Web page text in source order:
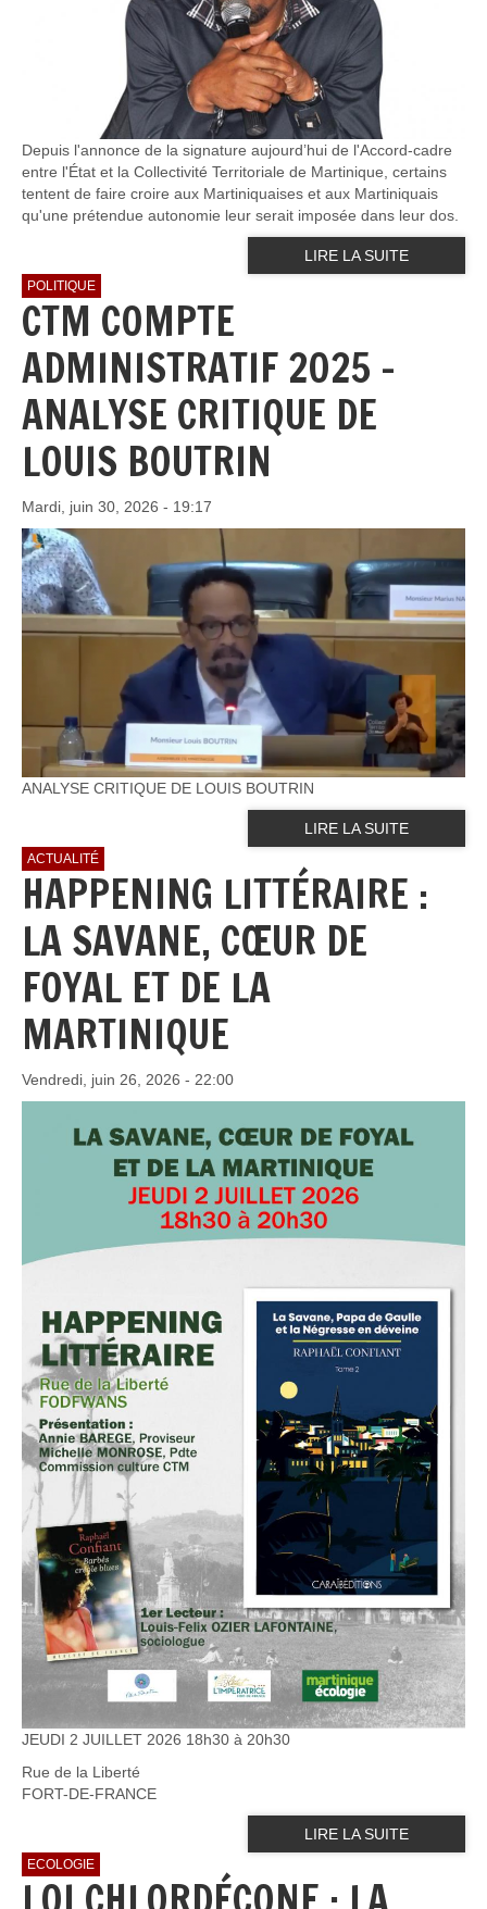
Depuis l'annonce de la signature aujourd’hui de l'Accord-cadre
entre l'État et la Collectivité Territoriale de Martinique, certains
tentent de faire croire aux Martiniquaises et aux Martiniquais
qu'une prétendue autonomie leur serait imposée dans leur dos.
LIRE LA SUITE
POLITIQUE
CTM COMPTE
ADMINISTRATIF 2025 -
ANALYSE CRITIQUE DE
LOUIS BOUTRIN
Mardi, juin 30, 2026 - 19:17
ANALYSE CRITIQUE DE LOUIS BOUTRIN
LIRE LA SUITE
ACTUALITÉ
HAPPENING LITTÉRAIRE :
LA SAVANE, CŒUR DE
FOYAL ET DE LA
MARTINIQUE
Vendredi, juin 26, 2026 - 22:00
JEUDI 2 JUILLET 2026 18h30 à 20h30
Rue de la Liberté
FORT-DE-FRANCE
LIRE LA SUITE
ECOLOGIE